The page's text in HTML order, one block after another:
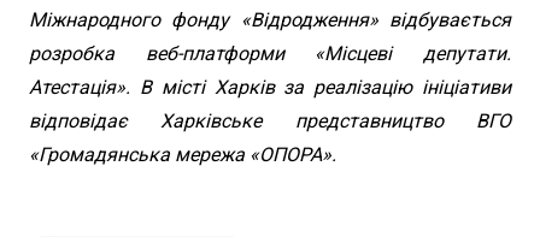
Міжнародного фонду «Відродження» відбувається
розробка веб-платформи «Місцеві депутати.
Атестація». В місті Харків за реалізацію ініціативи
відповідає Харківське представництво ВГО
«Громадянська мережа «ОПОРА».